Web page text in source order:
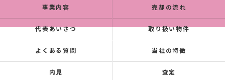
事業内容 売却の流れ
代表あいさつ 取り扱い物件
よくある質問 当社の特徴
内見 査定